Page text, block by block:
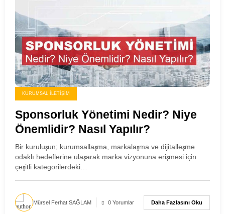
KURUMSAL İLETIŞIM
Sponsorluk Yönetimi Nedir? Niye
Önemlidir? Nasıl Yapılır?
Bir kuruluşun; kurumsallaşma, markalaşma ve dijitalleşme
odaklı hedeflerine ulaşarak marka vizyonuna erişmesi için
çeşitli kategorilerdeki…
Mürsel Ferhat SAĞLAM 0 Yorumlar Daha Fazlasını Oku